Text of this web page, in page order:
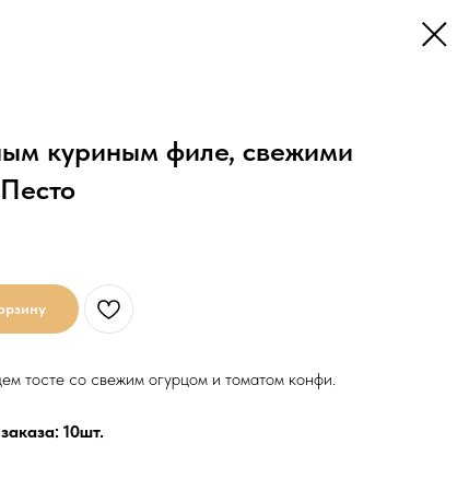
куриным филе, свежими
тосте со свежим огурцом и томатом конфи.
10шт.